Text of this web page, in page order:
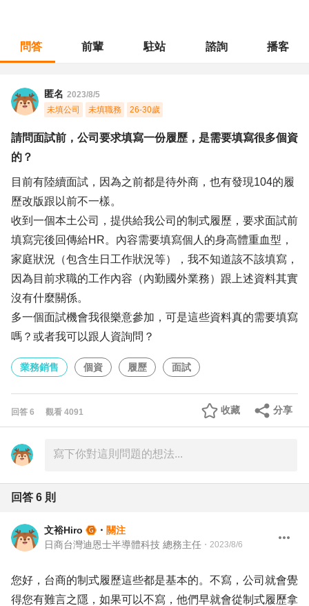
問答 前輩 駐站 諮詢 播客
匿名 2023/8/5
未填公司
未填職務 26-30歲
請問面試前，公司要求填寫一份履歷，是需要填寫很多個資
的？
目前有陸續面試，因為之前都是待外商，也有發現104的履
歷改版跟以前不一樣。
收到一個本土公司，提供給我公司的制式履歷，要求面試前
填寫完後回傳給HR。內容需要填寫個人的身高體重血型，
家庭狀況（包含生日工作狀況等），我不知道該不該填寫，
因為目前求職的工作內容（內勤國外業務）跟上述資料其實
沒有什麼關係。
多一個面試機會我很樂意參加，可是這些資料真的需要填寫
嗎？或者我可以跟人資詢問？
業務銷售 個資 履歷 面試
回答 6 觀看 4091 分享
收藏
回答 6 則
文裕Hiro ・ 關注
日商台灣迪恩士半導體科技 總務主任 ・ 2023/8/6
您好，台商的制式履歷這些都是基本的。不寫，公司就會覺
得您有難言之隱，如果可以不寫，他們早就會從制式履歷拿